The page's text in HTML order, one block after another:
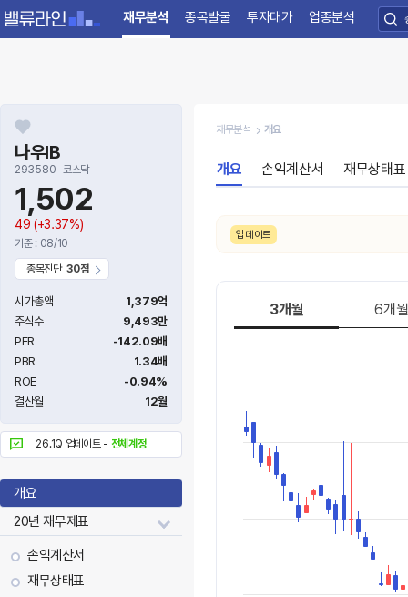
재무분석 종목발굴 투자대가 업종분석
나우IB
293580 코스닥
1,502
49 (+3.37%)
기준 : 08/10
종목진단30점
시가총액
1,379억
주식수
9,493만
PER
-142.09배
PBR
1.34배
ROE
-0.94%
결산월
12월
26.1Q 업데이트 - 전체계정
개요
20년 재무제표
손익계산서
재무상태표
재무분석 개요
개요 손익계산서 재무상태표
업데이트
수급 신호가 보통 → 강함
3개월 6개월